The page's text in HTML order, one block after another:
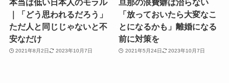
本当は低い日本人のモラル
｜「どう思われるだろう」
ただ人と同じじゃないと不
安なだけ
2021年8月2日 2023年10月7日
旦那の浪費癖は治らない
「放っておいたら大変なこ
とになるかも」離婚になる
前に対策を
2021年5月24日 2023年10月7日